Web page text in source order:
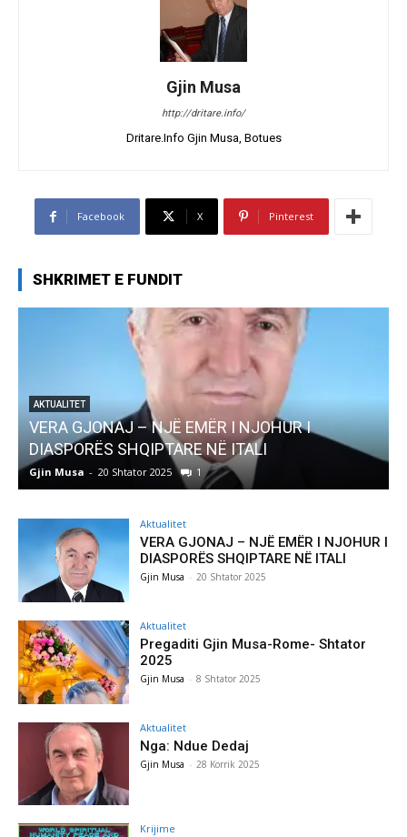
Gjin Musa
http://dritare.info/
Dritare.Info Gjin Musa, Botues
Facebook X Pinterest
SHKRIMET E FUNDIT
I AKTUALITET
Pregaditi Gjin Musa-Rome- Shtator
Gjin Musa - 8 Shtator 2025
Aktualitet
VERA GJONAJ – NJË EMËR I NJOHUR I
DIASPORËS SHQIPTARE NË ITALI
Gjin Musa - 20 Shtator 2025
Aktualitet
Pregaditi Gjin Musa-Rome- Shtator
2025
Gjin Musa - 8 Shtator 2025
Aktualitet
Nga: Ndue Dedaj
Gjin Musa - 28 Korrik 2025
Krijime